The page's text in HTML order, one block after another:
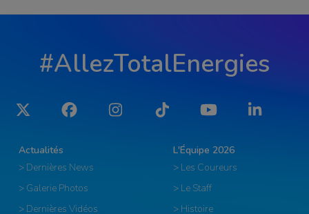
#AllezTotalEnergies
Twitter Facebook Instagram Tiktok YouTube LinkedIn
Actualités
> Dernières News
> Galerie Photos
> Dernières Vidéos
L'Équipe 2026
> Les Coureurs
> Le Staff
> Histoire